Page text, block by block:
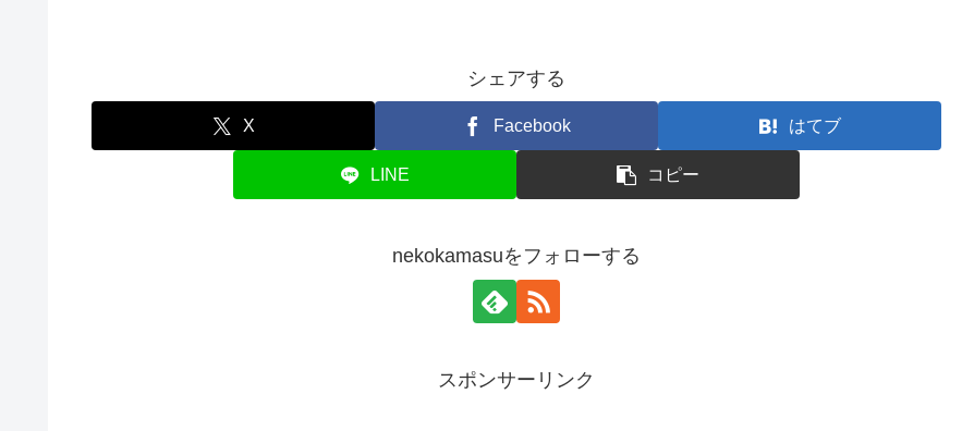
シェアする
X Facebook はてブ
LINE コピー
nekokamasuをフォローする
スポンサーリンク